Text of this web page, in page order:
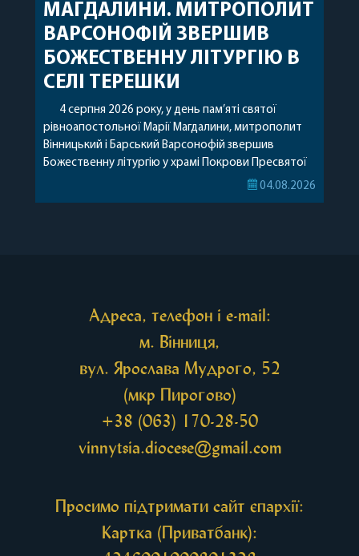
МАГДАЛИНИ. МИТРОПОЛИТ
ВАРСОНОФІЙ ЗВЕРШИВ
БОЖЕСТВЕННУ ЛІТУРГІЮ В
СЕЛІ ТЕРЕШКИ
4 серпня 2026 року, у день пам’яті святої
рівноапостольної Марії Магдалини, митрополит
Вінницький і Барський Варсонофій звершив
Божественну літургію у храмі Покрови Пресвятої
Богородиці села Терешки Барського благочиння.
04.08.2026
Адреса, телефон і e-mail:
м. Вінниця,
вул. Ярослава Мудрого, 52
(мкр Пирогово)
+38 (063) 170-28-50
vinnytsia.diocese@gmail.com
Просимо підтримати сайт єпархії:
Картка (Приватбанк):